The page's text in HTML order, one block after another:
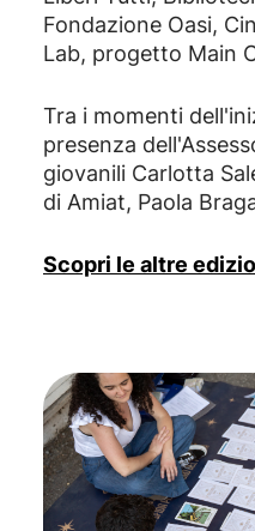
Fondazione Oasi,
Lab, progetto Main
Tra i momenti
presenza
giovanili Carlotta
di Amiat, Paola
Scopri le altre